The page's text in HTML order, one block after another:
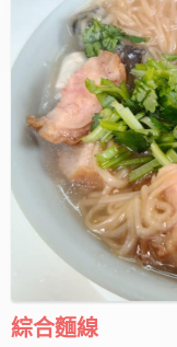
綜合麵線